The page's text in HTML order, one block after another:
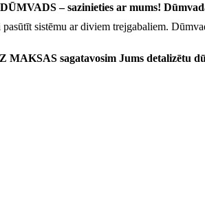
– sazinieties ar mums!
sistēmu ar diviem trejgabaliem.
MAKSAS sagatavosim Jums detalizētu